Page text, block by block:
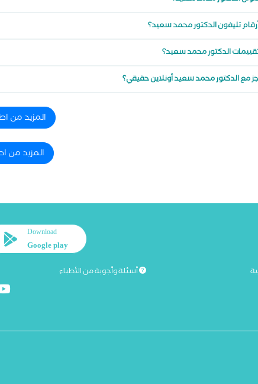
تليفون الدكتور محمد سعيد؟
الدكتور محمد سعيد؟
مع الدكتور محمد سعيد أونلاين حقيقي؟
المزيد من
المزيد من
Download
Google play
أسئلة وأجوبة من الأطباء